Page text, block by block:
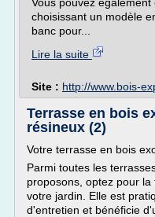
choisissant un modèle
banc pour...
Lire la suite
Site : http://www.bois-
Terrasse en bois
résineux (2)
Votre terrasse en bois
Parmi toutes les
proposons, optez pour
votre jardin. Elle est
d'entretien et bénéficie